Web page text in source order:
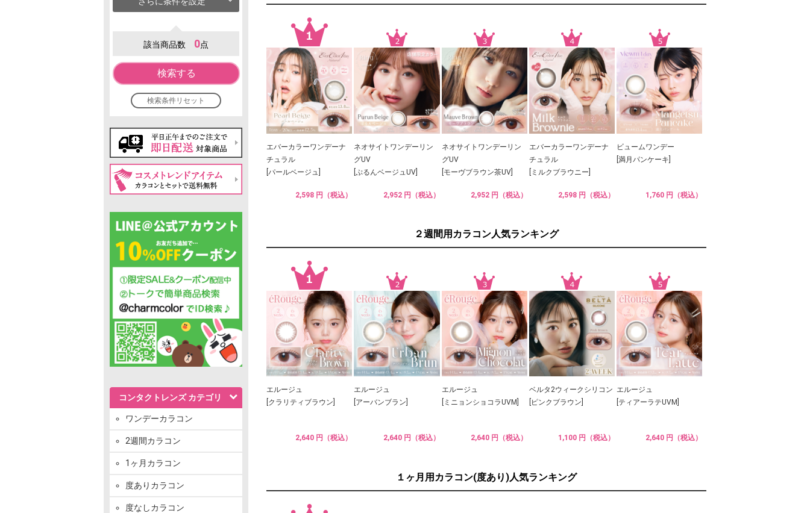
該当商品数 0点
検索する
検索条件リセット
コンタクトレンズ カテゴリ
ワンデーカラコン
2週間カラコン
1ヶ月カラコン
度ありカラコン
度なしカラコン
エバーカラーワンデーナ
チュラル
[パールベージュ]
2,598 円（税込）
ネオサイトワンデーリン
グUV
[ぷるんベージュUV]
2,952 円（税込）
ネオサイトワンデーリン
グUV
[モーヴブラウン茶UV]
2,952 円（税込）
エバーカラーワンデーナ
チュラル
[ミルクブラウニー]
2,598 円（税込）
ビュームワンデー
[満月パンケーキ]
1,760 円（税込）
２週間用カラコン人気ランキング
エルージュ
[クラリティブラウン]
2,640 円（税込）
エルージュ
[アーバンブラン]
2,640 円（税込）
エルージュ
[ミニョンショコラUVM]
2,640 円（税込）
ベルタ2ウィークシリコン
[ピンクブラウン]
1,100 円（税込）
エルージュ
[ティアーラテUVM]
2,640 円（税込）
１ヶ月用カラコン(度あり)人気ランキング